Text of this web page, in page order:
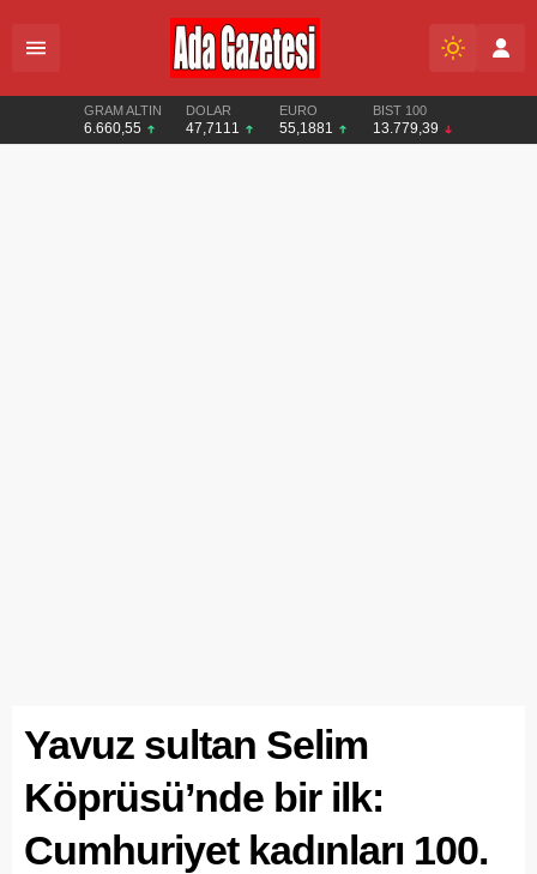
GRAM ALTIN
6.660,55
DOLAR
47,7111
EURO
55,1881
BIST 100
13.779,39
Yavuz sultan Selim
Köprüsü’nde bir ilk:
Cumhuriyet kadınları 100.